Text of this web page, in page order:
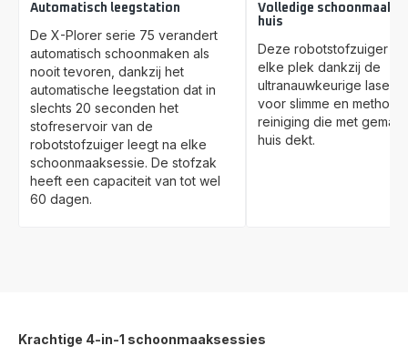
Automatisch leegstation
De X-Plorer serie 75 verandert
automatisch schoonmaken als
nooit tevoren, dankzij het
automatische leegstation dat in
slechts 20 seconden het
stofreservoir van de
robotstofzuiger leegt na elke
schoonmaaksessie. De stofzak
heeft een capaciteit van tot wel
60 dagen.
Volledige schoonmaak
huis
Deze robotstofzuiger
elke plek dankzij de
ultranauwkeurige
voor slimme en
reiniging die met gemak
huis dekt.
Krachtige 4-in-1 schoonmaaksessies